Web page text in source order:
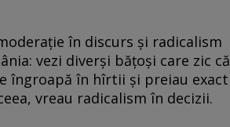
în discurs şi radicalism
vezi diverşi băţoşi care zic că
îngroapă în hîrtii şi preiau exact
vreau radicalism în decizii.